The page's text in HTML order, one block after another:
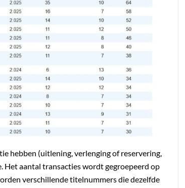
hebben (uitlening, verlenging of reservering,
Het aantal transacties wordt gegroepeerd op
verschillende titelnummers die dezelfde